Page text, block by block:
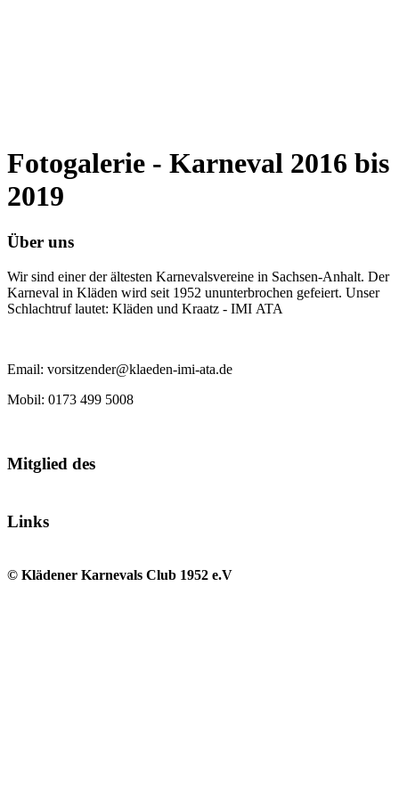
Fotogalerie - Karneval 2016 bis
2019
Über uns
Wir sind einer der ältesten Karnevalsvereine in Sachsen-Anhalt. Der
Karneval in Kläden wird seit 1952 ununterbrochen gefeiert. Unser
Schlachtruf lautet: Kläden und Kraatz - IMI ATA
Email: vorsitzender@klaeden-imi-ata.de
Mobil: 0173 499 5008
Mitglied des
Links
© Klädener Karnevals Club 1952 e.V